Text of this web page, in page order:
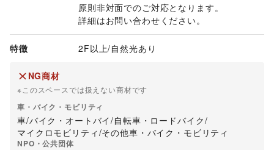
原則非対面でのご対応となります。
詳細はお問い合わせください。
特徴 2F以上/自然光あり
NG商材
※このスペースでは扱えない商材です
車・バイク・モビリティ
車/バイク・オートバイ/自転車・ロードバイク/
マイクロモビリティ /その他車・バイク・モビリティ
NPO・公共団体